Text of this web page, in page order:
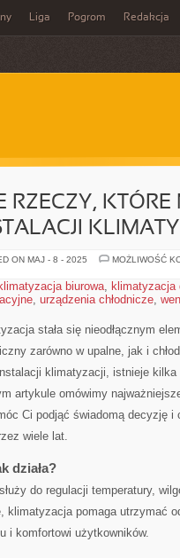
Liga Pogrom Redakcja
RZECZY, KTÓRE
ON MAJ - 8 - 2025
MOŻLIWOŚĆ
klimatyzacja biurowa, klimatyzacja
, urządzenia chłodnicze,
stała się nieodłącznym
zarówno w upalne, jak i
⁣klimatyzacji, istnieje
artykule omówimy
Ci podjąć świadomą ‍decyzję i
wiele⁢ lat.
działa?
do regulacji temperatury,‍
klimatyzacja pomaga utrzymać⁢
i komfortowi użytkowników.